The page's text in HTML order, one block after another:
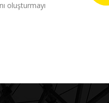
oluşturmayı